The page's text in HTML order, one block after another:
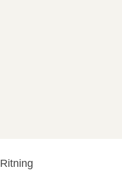
Ritning